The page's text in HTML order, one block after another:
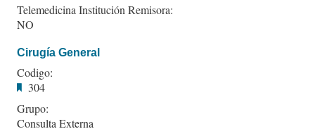
Telemedicina Institución Remisora:
NO
Cirugía General
Codigo:
304
Grupo:
Consulta Externa